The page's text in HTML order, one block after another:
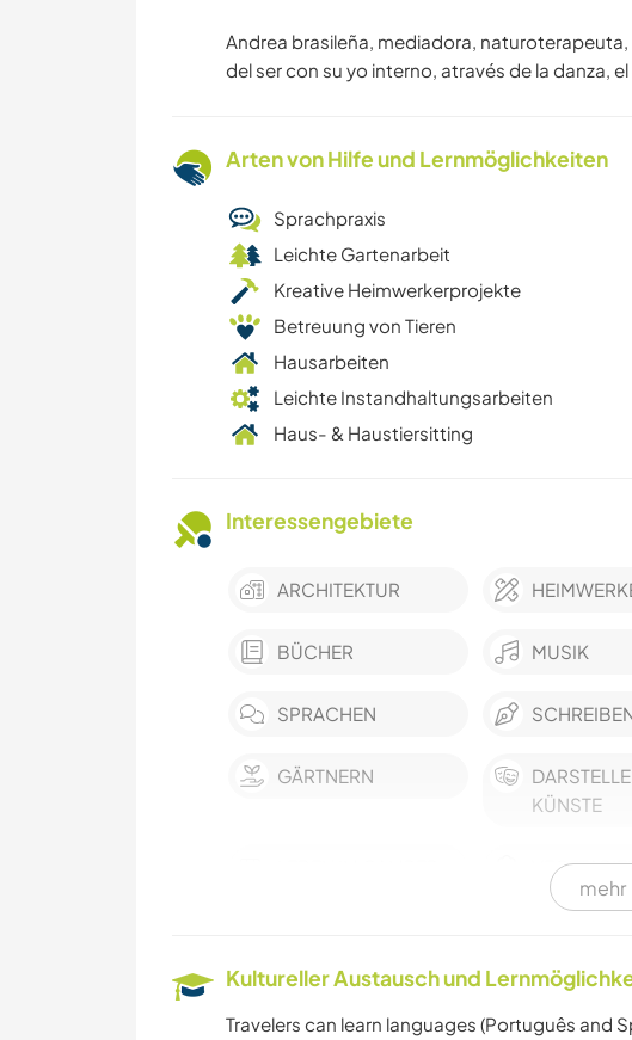
Andrea brasileña, mediadora,
del ser con su yo interno, através de la danza,
Arten von Hilfe und Lernmöglichkeiten
Sprachpraxis
Leichte Gartenarbeit
Kreative Heimwerkerprojekte
Betreuung von Tieren
Hausarbeiten
Leichte Instandhaltungsarbeiten
Haus- & Haustiersitting
Interessengebiete
ARCHITEKTUR
BÜCHER MUSIK
SPRACHEN
GÄRTNERN
KÜNSTE
VEGANER
HAUSTIERE
mehr
Kultureller Austausch und
Travelers can learn languages (Português and